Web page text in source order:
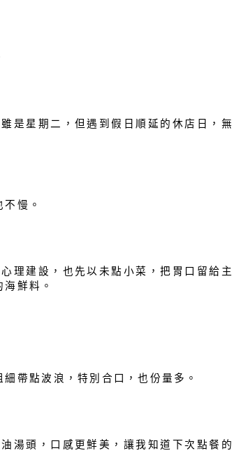
是星期二，但遇到假日順延的休店日，無
慢。
理建設，也先以未點小菜，把胃口留給主
鮮料。
帶點波浪，特別合口，也份量多。
湯頭，口感更鮮美，讓我知道下次點餐的